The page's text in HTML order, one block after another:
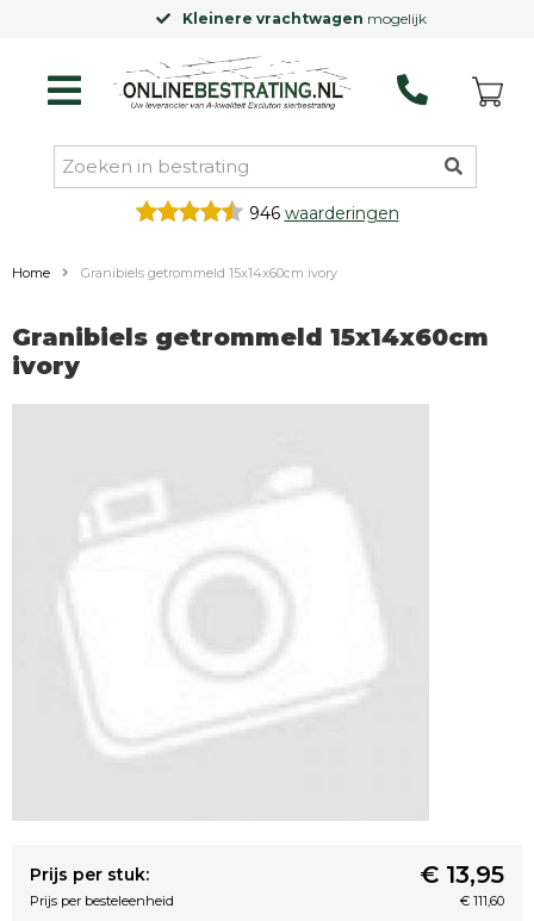
Kleinere vrachtwagenmogelijk
946 waarderingen
Home Granibiels getrommeld 15x14x60cm ivory
Granibiels getrommeld 15x14x60cm
ivory
Prijs per stuk: € 13,95
Prijs per besteleenheid € 111,60